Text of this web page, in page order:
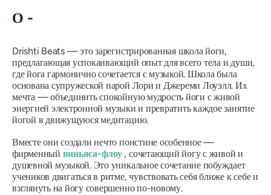
О -
Drishti Beats — это зарегистрированная школа йоги,
предлагающая успокаивающий опыт для всего тела и души,
где йога гармонично сочетается с музыкой. Школа была
основана супружеской парой Лори и Джереми Лоуэлл. Их
мечта — объединить спокойную мудрость йоги с живой
энергией электронной музыки и превратить каждое занятие
йогой в движущуюся медитацию.
Вместе они создали нечто поистине особенное —
фирменный виньяса-флоу, сочетающий йогу с живой и
душевной музыкой. Это уникальное сочетание побуждает
учеников двигаться в ритме, чувствовать себя ближе к себе и
взглянуть на йогу совершенно по-новому.